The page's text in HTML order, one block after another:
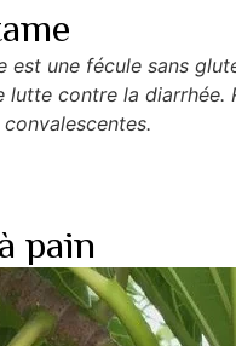
une fécule sans
contre la diarrhée.
pain